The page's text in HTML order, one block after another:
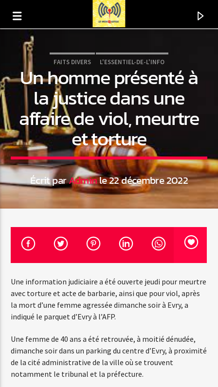
En ce moment
Titre
Artiste
07:00 22:00
Web-Radio-Le-Mosquitos
FAITS DIVERS L'ESSENTIEL-DE-L'INFO
Un homme présenté à
la justice dans une
affaire de viol, meurtre
et torture
Écrit parAdminle 22 décembre 2022
Une information judiciaire a été ouverte jeudi pour meurtre
avec torture et acte de barbarie, ainsi que pour viol, après
la mort d’une femme agressée dimanche soir à Evry, a
indiqué le parquet d’Evry à l’AFP.
Une femme de 40 ans a été retrouvée, à moitié dénudée,
dimanche soir dans un parking du centre d’Evry, à proximité
de la cité administrative de la ville où se trouvent
notamment le tribunal et la préfecture.